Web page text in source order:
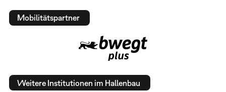
Mobilitätspartner
Weitere Institutionen im Hallenbau